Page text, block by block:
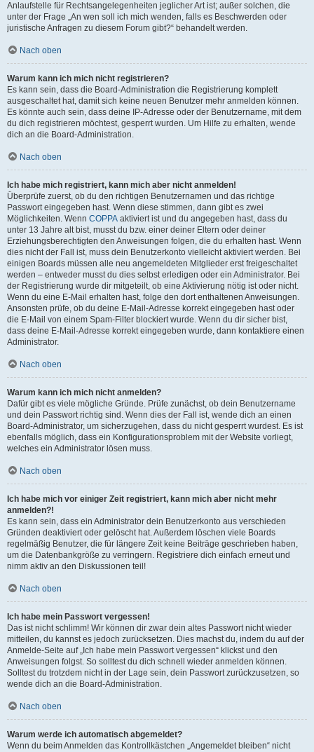
Anlaufstelle für Rechtsangelegenheiten jeglicher Art ist; außer solchen, die
unter der Frage „An wen soll ich mich wenden, falls es Beschwerden oder
juristische Anfragen zu diesem Forum gibt?“ behandelt werden.
Nach oben
Warum kann ich mich nicht registrieren?
Es kann sein, dass die Board-Administration die Registrierung komplett
ausgeschaltet hat, damit sich keine neuen Benutzer mehr anmelden können.
Es könnte auch sein, dass deine IP-Adresse oder der Benutzername, mit dem
du dich registrieren möchtest, gesperrt wurden. Um Hilfe zu erhalten, wende
dich an die Board-Administration.
Nach oben
Ich habe mich registriert, kann mich aber nicht anmelden!
Überprüfe zuerst, ob du den richtigen Benutzernamen und das richtige
Passwort eingegeben hast. Wenn diese stimmen, dann gibt es zwei
Möglichkeiten. Wenn COPPA aktiviert ist und du angegeben hast, dass du
unter 13 Jahre alt bist, musst du bzw. einer deiner Eltern oder deiner
Erziehungsberechtigten den Anweisungen folgen, die du erhalten hast. Wenn
dies nicht der Fall ist, muss dein Benutzerkonto vielleicht aktiviert werden. Bei
einigen Boards müssen alle neu angemeldeten Mitglieder erst freigeschaltet
werden – entweder musst du dies selbst erledigen oder ein Administrator. Bei
der Registrierung wurde dir mitgeteilt, ob eine Aktivierung nötig ist oder nicht.
Wenn du eine E-Mail erhalten hast, folge den dort enthaltenen Anweisungen.
Ansonsten prüfe, ob du deine E-Mail-Adresse korrekt eingegeben hast oder
die E-Mail von einem Spam-Filter blockiert wurde. Wenn du dir sicher bist,
dass deine E-Mail-Adresse korrekt eingegeben wurde, dann kontaktiere einen
Administrator.
Nach oben
Warum kann ich mich nicht anmelden?
Dafür gibt es viele mögliche Gründe. Prüfe zunächst, ob dein Benutzername
und dein Passwort richtig sind. Wenn dies der Fall ist, wende dich an einen
Board-Administrator, um sicherzugehen, dass du nicht gesperrt wurdest. Es ist
ebenfalls möglich, dass ein Konfigurationsproblem mit der Website vorliegt,
welches ein Administrator lösen muss.
Nach oben
Ich habe mich vor einiger Zeit registriert, kann mich aber nicht mehr
anmelden?!
Es kann sein, dass ein Administrator dein Benutzerkonto aus verschieden
Gründen deaktiviert oder gelöscht hat. Außerdem löschen viele Boards
regelmäßig Benutzer, die für längere Zeit keine Beiträge geschrieben haben,
um die Datenbankgröße zu verringern. Registriere dich einfach erneut und
nimm aktiv an den Diskussionen teil!
Nach oben
Ich habe mein Passwort vergessen!
Das ist nicht schlimm! Wir können dir zwar dein altes Passwort nicht wieder
mitteilen, du kannst es jedoch zurücksetzen. Dies machst du, indem du auf der
Anmelde-Seite auf „Ich habe mein Passwort vergessen“ klickst und den
Anweisungen folgst. So solltest du dich schnell wieder anmelden können.
Solltest du trotzdem nicht in der Lage sein, dein Passwort zurückzusetzen, so
wende dich an die Board-Administration.
Nach oben
Warum werde ich automatisch abgemeldet?
Wenn du beim Anmelden das Kontrollkästchen „Angemeldet bleiben“ nicht